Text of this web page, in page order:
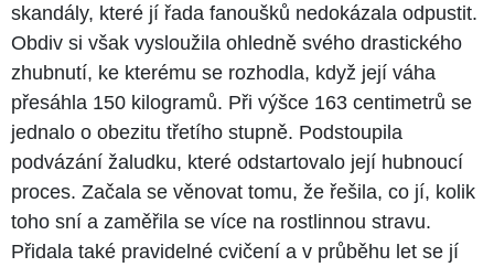
skandály, které jí řada fanoušků nedokázala odpustit.
Obdiv si však vysloužila ohledně svého drastického
zhubnutí, ke kterému se rozhodla, když její váha
přesáhla 150 kilogramů. Při výšce 163 centimetrů se
jednalo o obezitu třetího stupně. Podstoupila
podvázání žaludku, které odstartovalo její hubnoucí
proces. Začala se věnovat tomu, že řešila, co jí, kolik
toho sní a zaměřila se více na rostlinnou stravu.
Přidala také pravidelné cvičení a v průběhu let se jí